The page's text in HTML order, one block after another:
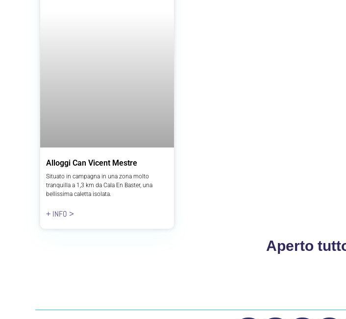
Alloggi Can Vicent Mestre
Situato in campagna in una zona molto
tranquilla a 1,3 km da Cala En Baster, una
bellissima caletta isolata.
+ INFO >
Aperto